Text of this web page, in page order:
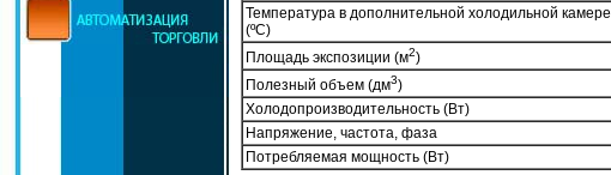
Температура в дополнительной холодильной камере
(ºC)
Площадь экспозиции (м2)
Полезный объем (дм3)
Холодопроизводительность (Вт)
Напряжение, частота, фаза
Потребляемая мощность (Вт)